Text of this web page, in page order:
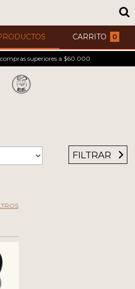
CARRITO 0
superiores a $60.000
FILTRAR